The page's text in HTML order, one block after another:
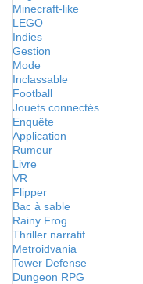
Minecraft-like
LEGO
Indies
Gestion
Mode
Inclassable
Football
Jouets connectés
Enquête
Application
Rumeur
Livre
VR
Flipper
Bac à sable
Rainy Frog
Thriller narratif
Metroidvania
Tower Defense
Dungeon RPG